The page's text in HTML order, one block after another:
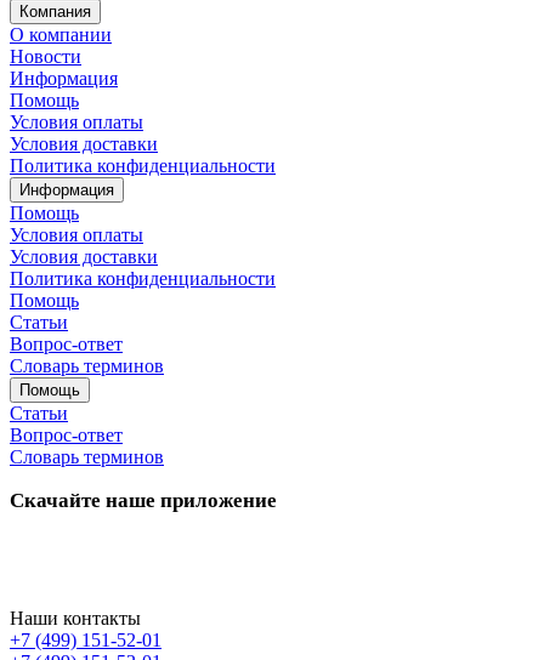
Компания
О компании
Новости
Информация
Помощь
Условия оплаты
Условия доставки
Политика конфиденциальности
Информация
Помощь
Условия оплаты
Условия доставки
Политика конфиденциальности
Помощь
Статьи
Вопрос-ответ
Словарь терминов
Помощь
Статьи
Вопрос-ответ
Словарь терминов
Скачайте наше приложение
Наши контакты
+7 (499) 151-52-01